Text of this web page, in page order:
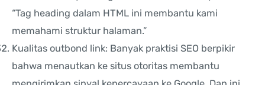
“Tag heading dalam HTML ini membantu kami
memahami struktur halaman.”
Kualitas outbond link: Banyak praktisi SEO berpikir
bahwa menautkan ke situs otoritas membantu